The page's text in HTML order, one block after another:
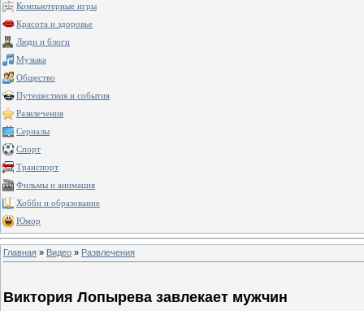
Компьютерные игры
Красота и здоровье
Люди и блоги
Музыка
Общество
Путешествия и события
Развлечения
Сериалы
Спорт
Транспорт
Фильмы и анимация
Хобби и образование
Юмор
Главная » Видео » Развлечения
Виктория Лопырева завлекает мужчин